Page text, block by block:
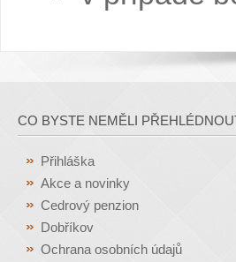
CO BYSTE NEMĚLI
Přihláška
Akce a novinky
Cedrový penzion
Dobříkov
Ochrana osobních údajů